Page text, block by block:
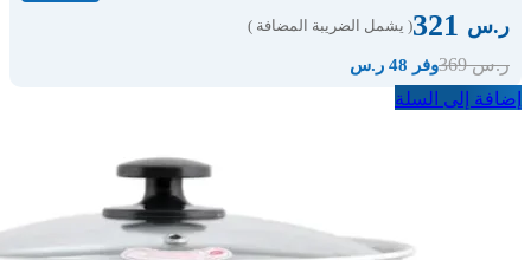
ر.س ( يشمل الضريبة المضافة )
ر.س369 وفر 48 ر.س
إضافة إلى السلة